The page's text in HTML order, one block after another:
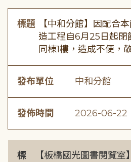
標題
【中和分館】因配合
造工程自6月25日起閉
同棟1樓，造成不便，
發布單位 中和分館
發佈時間 2026-06-22
標
【板橋國光圖書閱覽